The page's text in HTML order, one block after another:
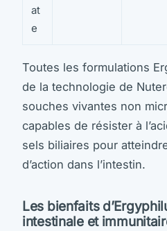
at
e
Toutes les formulations
de la technologie de
souches vivantes non
capables de résister à
sels biliaires pour
d’action dans l’intestin.
Les bienfaits
intestinale et